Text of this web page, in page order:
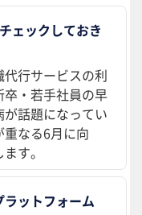
ェックしておき
行サービスの利
・若手社員の早
話題になってい
なる6月に向
す。
ットフォーム